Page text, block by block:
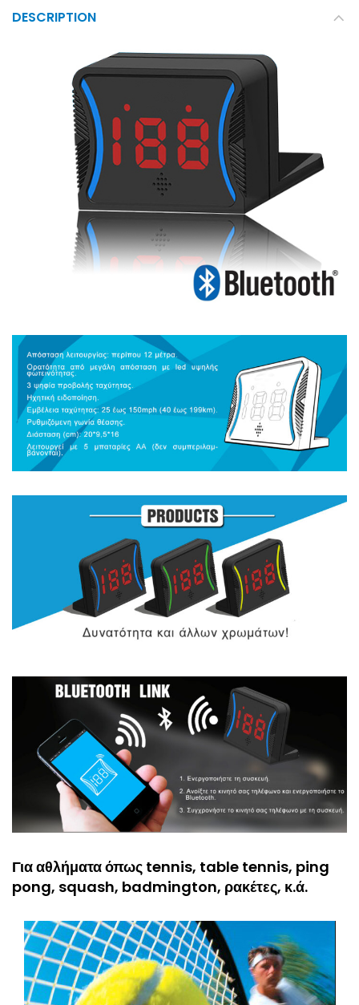
DESCRIPTION
Για αθλήματα όπως tennis, table tennis, ping
pong, squash, badmington, ρακέτες, κ.ά.